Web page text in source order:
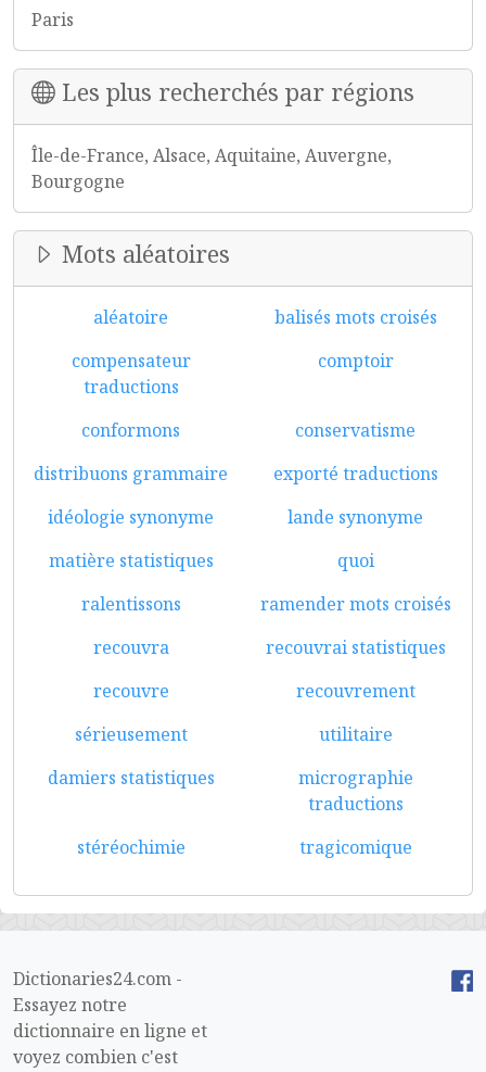
Paris
Les plus recherchés par régions
Île-de-France, Alsace, Aquitaine, Auvergne,
Bourgogne
Mots aléatoires
aléatoire
balisés mots croisés
compensateur
traductions
comptoir
conformons
conservatisme
distribuons grammaire
exporté traductions
idéologie synonyme
lande synonyme
matière statistiques
quoi
ralentissons
ramender mots croisés
recouvra
recouvrai statistiques
recouvre
recouvrement
sérieusement
utilitaire
damiers statistiques
micrographie
traductions
stéréochimie
tragicomique
Dictionaries24.com -
Essayez notre
dictionnaire en ligne et
voyez combien c'est